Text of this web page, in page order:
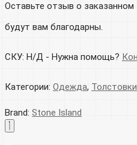
Оставьте отзыв о заказанном
будут вам благодарны.
СКУ: Н/Д - Нужна помощь?
Категории: Одежда, Толстовки
Brand: Stone Island